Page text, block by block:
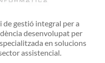
de gestió integral per a
desenvolupat per
en solucions
assistencial.